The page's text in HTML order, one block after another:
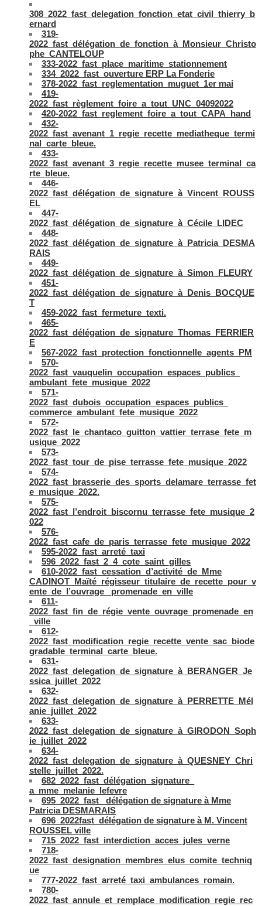
308_2022_fast_delegation_fonction_etat_civil_thierry_b
ernard
319-
2022_fast_délégation_de_fonction_à_Monsieur_Christo
phe_CANTELOUP
333-2022_fast_place_maritime_stationnement
334_2022_fast_ouverture ERP La Fonderie
378-2022_fast_reglementation_muguet_1er mai
419-
2022_fast_règlement_foire_a_tout_UNC_04092022
420-2022_fast_reglement_foire_a_tout_CAPA_hand
432-
2022_fast_avenant_1_regie_recette_mediatheque_termi
nal_carte_bleue.
433-
2022_fast_avenant_3_regie_recette_musee_terminal_ca
rte_bleue.
446-
2022_fast_délégation_de_signature_à_Vincent_ROUSS
EL
447-
2022_fast_délégation_de_signature_à_Cécile_LIDEC
448-
2022_fast_délégation_de_signature_à_Patricia_DESMA
RAIS
449-
2022_fast_délégation_de_signature_à_Simon_FLEURY
451-
2022_fast_délégation_de_signature_à_Denis_BOCQUE
T
459-2022_fast_fermeture_texti.
465-
2022_fast_délégation_de_signature_Thomas_FERRIER
E
567-2022_fast_protection_fonctionnelle_agents_PM
570-
2022_fast_vauquelin_occupation_espaces_publics_
ambulant_fete_musique_2022
571-
2022_fast_dubois_occupation_espaces_publics_
commerce_ambulant_fete_musique_2022
572-
2022_fast_le_chantaco_guitton_vattier_terrase_fete_m
usique_2022
573-
2022_fast_tour_de_pise_terrasse_fete_musique_2022
574-
2022_fast_brasserie_des_sports_delamare_terrasse_fet
e_musique_2022.
575-
2022_fast_l’endroit_biscornu_terrasse_fete_musique_2
022
576-
2022_fast_cafe_de_paris_terrasse_fete_musique_2022
595-2022_fast_arreté_taxi
596_2022_fast_2_4_cote_saint_gilles
610-2022_fast_cessation_d’activité_de_Mme
CADINOT_Maïté_régisseur_titulaire_de_recette_pour_v
ente_de_l’ouvrage _promenade_en_ville
611-
2022_fast_fin_de_régie_vente_ouvrage_promenade_en
_ville
612-
2022_fast_modification_regie_recette_vente_sac_biode
gradable_terminal_carte_bleue.
631-
2022_fast_delegation_de_signature_à_BERANGER_Je
ssica_juillet_2022
632-
2022_fast_delegation_de_signature_à_PERRETTE_Mél
anie_juillet_2022
633-
2022_fast_delegation_de_signature_à_GIRODON_Soph
ie_juillet_2022
634-
2022_fast_delegation_de_signature_à_QUESNEY_Chri
stelle_juillet_2022.
682_2022_fast_délégation_signature_
a_mme_melanie_lefevre
695_2022_fast_ délégation de signature à Mme
Patricia DESMARAIS
696_2022fast_délégation de signature à M. Vincent
ROUSSEL ville
715_2022_fast_interdiction_acces_jules_verne
718-
2022_fast_designation_membres_elus_comite_techniq
ue
777-2022_fast_arreté_taxi_ambulances_romain.
780-
2022_fast_annule_et_remplace_modification_regie_rec